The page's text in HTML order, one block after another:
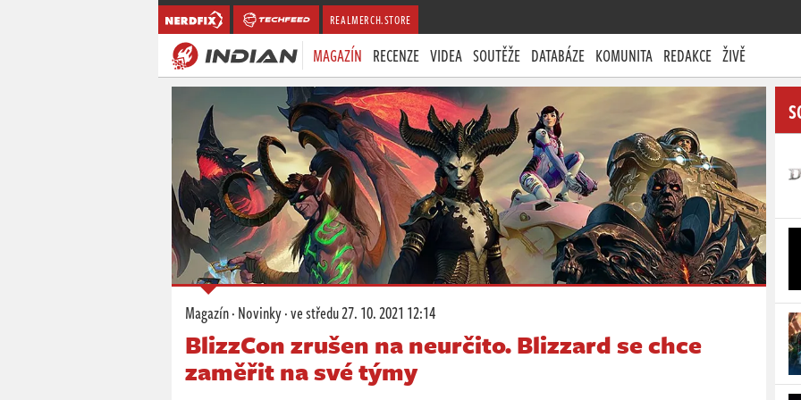
REALMERCH.STORE
MAGAZÍN RECENZE VIDEA SOUTĚŽE DATABÁZE KOMUNITA REDAKCE ŽIVĚ
Magazín·Novinky·ve středu27. 10. 2021 12:14
BlizzCon zrušen na neurčito. Blizzard se chce
zaměřit na své týmy